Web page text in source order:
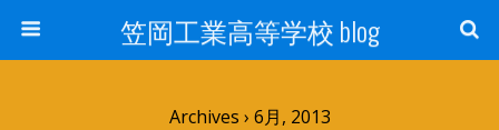
笠岡工業高等学校 blog
Archives › 6月, 2013